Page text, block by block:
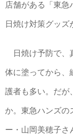
店舗がある「東急
日焼け対策グッズ
日焼け予防で、
体に塗ってから、
護者も多い。だが
か。東急ハンズの
ー・山岡美穂子さ